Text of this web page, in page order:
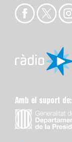
Amb el suport de: